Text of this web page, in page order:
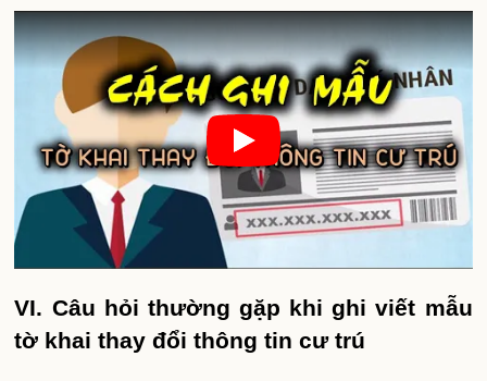
VI. Câu hỏi thường gặp khi ghi viết mẫu
tờ khai thay đổi thông tin cư trú